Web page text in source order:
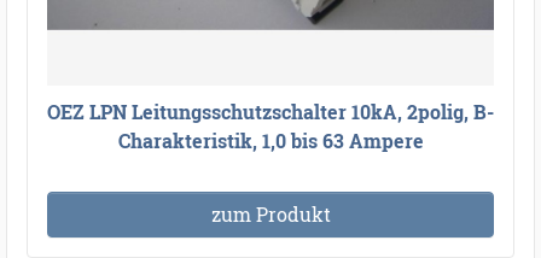
OEZ LPN Leitungsschutzschalter 10kA, 2polig, B-
Charakteristik, 1,0 bis 63 Ampere
zum Produkt